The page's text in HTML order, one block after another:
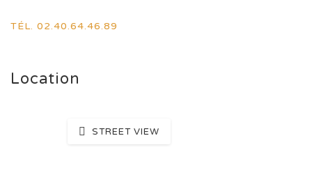
TÉL. 02.40.64.46.89
Location
STREET VIEW